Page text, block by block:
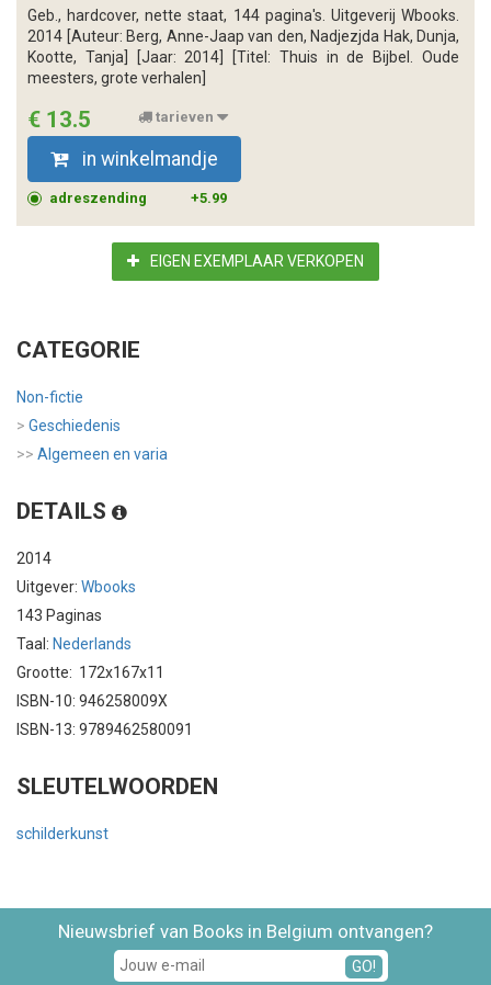
Geb., hardcover, nette staat, 144 pagina's. Uitgeverij Wbooks.
2014 [Auteur: Berg, Anne-Jaap van den, Nadjezjda Hak, Dunja,
Kootte, Tanja] [Jaar: 2014] [Titel: Thuis in de Bijbel. Oude
meesters, grote verhalen]
€ 13.5 tarieven
in winkelmandje
adreszending +5.99
EIGEN EXEMPLAAR VERKOPEN
CATEGORIE
Non-fictie
> Geschiedenis
>> Algemeen en varia
DETAILS
2014
Uitgever: Wbooks
143 Paginas
Taal: Nederlands
Grootte: 172x167x11
ISBN-10: 946258009X
ISBN-13: 9789462580091
SLEUTELWOORDEN
schilderkunst
Nieuwsbrief van Books in Belgium ontvangen?
GO!